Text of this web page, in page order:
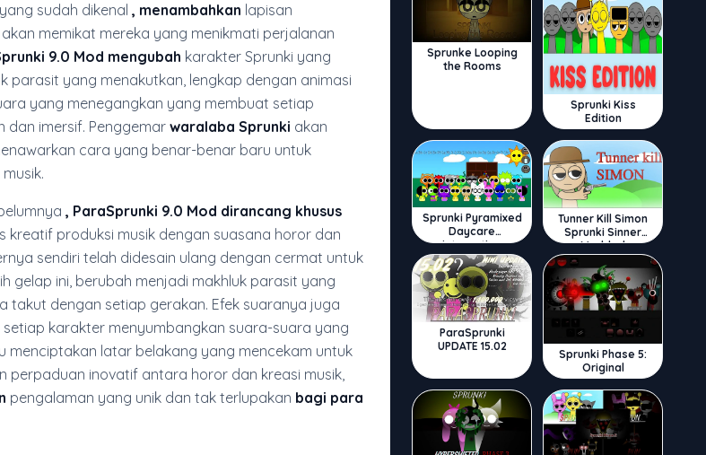
yang sudah dikenal , menambahkan lapisan
memikat mereka yang menikmati perjalanan
9.0 Mod mengubah karakter Sprunki yang
parasit yang menakutkan, lengkap dengan animasi
yang menegangkan yang membuat setiap
dan imersif. Penggemar waralaba Sprunki akan
cara yang benar-benar baru untuk
, ParaSprunki 9.0 Mod dirancang khusus
kreatif produksi musik dengan suasana horor dan
sendiri telah didesain ulang dengan cermat untuk
gelap ini, berubah menjadi makhluk parasit yang
takut dengan setiap gerakan. Efek suaranya juga
karakter menyumbangkan suara-suara yang
menciptakan latar belakang yang mencekam untuk
perpaduan inovatif antara horor dan kreasi musik,
pengalaman yang unik dan tak terlupakan bagi para
Sprunke Looping
the Rooms
Sprunki Kiss
Edition
Sprunki Pyramixed
Daycare
Interactive
Tunner Kill Simon
Sprunki Sinner
Modded
ParaSprunki
UPDATE 15.02
Sprunki Phase 5:
Original